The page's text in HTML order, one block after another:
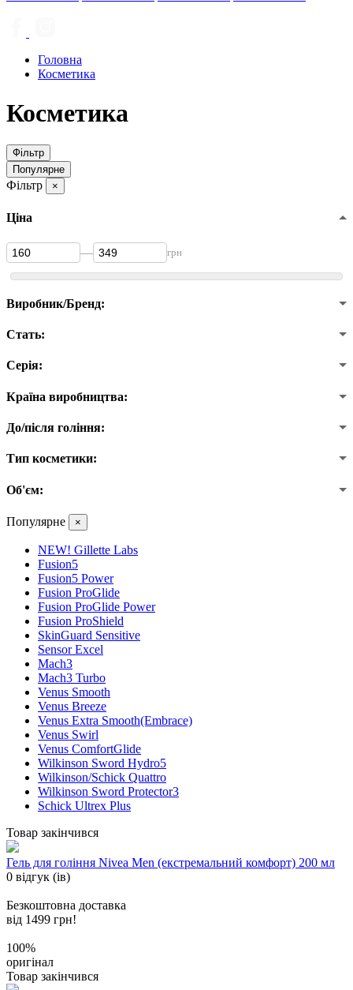
Головна
Косметика
Косметика
Фільтр
Популярне
Фільтр ×
Ціна
— грн
Виробник/Бренд:
Стать:
Серія:
Країна виробництва:
До/після гоління:
Тип косметики:
Об'єм:
Популярне ×
NEW! Gillette Labs
Fusion5
Fusion5 Power
Fusion ProGlide
Fusion ProGlide Power
Fusion ProShield
SkinGuard Sensitive
Sensor Excel
Mach3
Mach3 Turbo
Venus Smooth
Venus Breeze
Venus Extra Smooth(Embrace)
Venus Swirl
Venus ComfortGlide
Wilkinson Sword Hydro5
Wilkinson/Schick Quattro
Wilkinson Sword Protector3
Schick Ultrex Plus
Товар закінчився
Гель для гоління Nivea Men (екстремальний комфорт) 200 мл
0 відгук (ів)
Безкоштовна доставка
від 1499 грн!
100%
оригінал
Товар закінчився